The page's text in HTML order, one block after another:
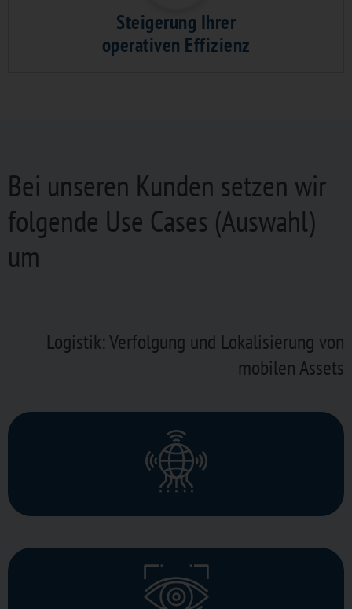
Steigerung Ihrer
operativen Effizienz
Bei unseren Kunden setzen wir
folgende Use Cases (Auswahl)
um
Logistik: Verfolgung und Lokalisierung von
mobilen Assets